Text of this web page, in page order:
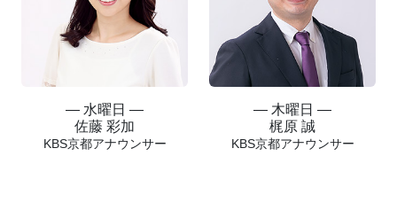
― 水曜日 ―
佐藤 彩加
KBS京都アナウンサー
― 木曜日 ―
梶原 誠
KBS京都アナウンサー